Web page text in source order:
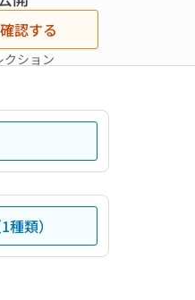
認する
クション
類）